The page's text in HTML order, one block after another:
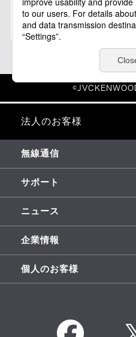
法人のお客様
無線通信
サポート
ニュース
企業情報
個人のお客様